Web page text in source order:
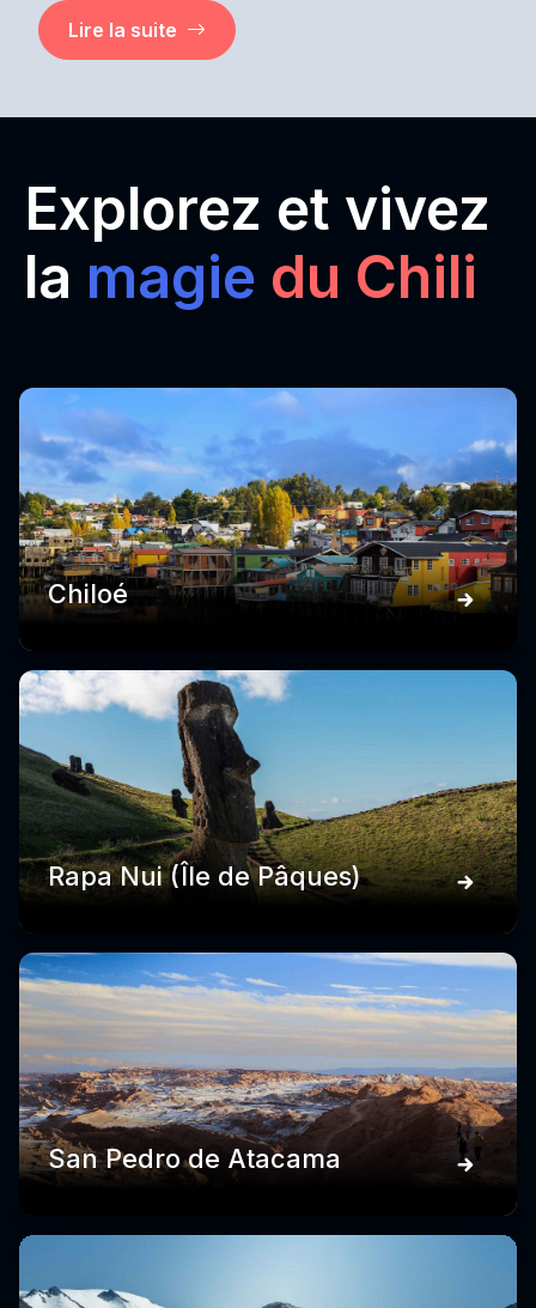
Lire la suite
Explorez et vivez
la magie du Chili
Chiloé
Rapa Nui (Île de Pâques)
San Pedro de Atacama